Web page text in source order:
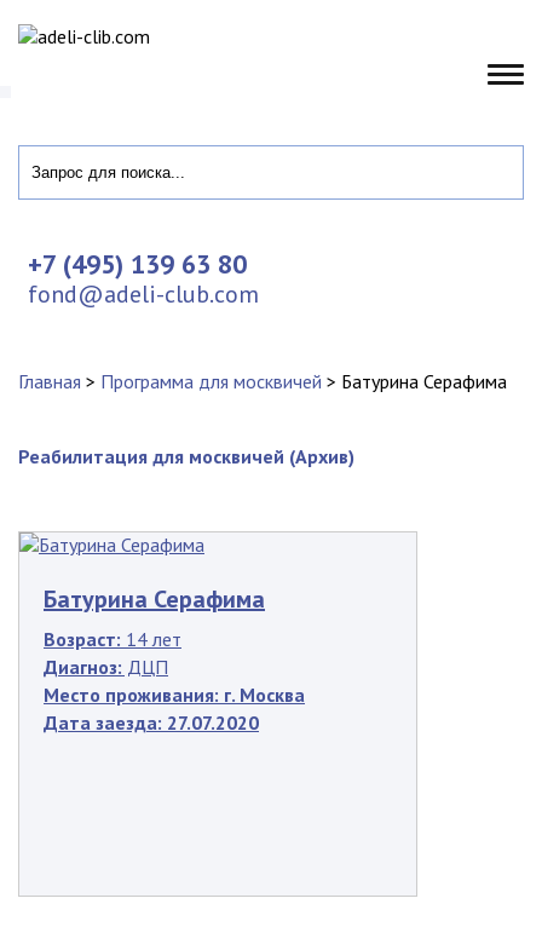
+7 (495) 139 63 80
fond@adeli-club.com
Главная > Программа для москвичей > Батурина Серафима
Реабилитация для москвичей (Архив)
Батурина Серафима
Возраст: 14 лет
Диагноз: ДЦП
Место проживания: г. Москва
Дата заезда: 27.07.2020